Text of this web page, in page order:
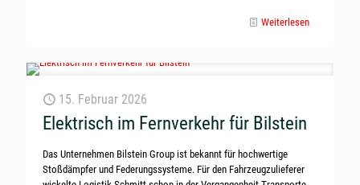
Weiterlesen
15. Februar 2026
Elektrisch im Fernverkehr für Bilstein
Das Unternehmen Bilstein Group ist bekannt für hochwertige
Stoßdämpfer und Federungssysteme. Für den Fahrzeugzulieferer